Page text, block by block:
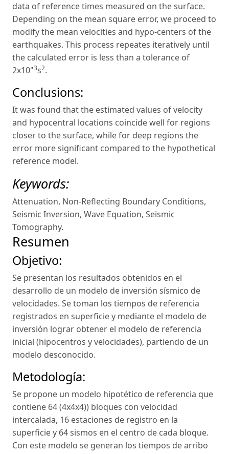
data of reference times measured on the surface.
Depending on the mean square error, we proceed to
modify the mean velocities and hypo-centers of the
earthquakes. This process repeates iteratively until
the calculated error is less than a tolerance of
2x10"3s2.
Conclusions:
It was found that the estimated values of velocity
and hypocentral locations coincide well for regions
closer to the surface, while for deep regions the
error more significant compared to the hypothetical
reference model.
Keywords:
Attenuation, Non-Reflecting Boundary Conditions,
Seismic Inversion, Wave Equation, Seismic
Tomography.
Resumen
Objetivo:
Se presentan los resultados obtenidos en el
desarrollo de un modelo de inversión sísmico de
velocidades. Se toman los tiempos de referencia
registrados en superficie y mediante el modelo de
inversión lograr obtener el modelo de referencia
inicial (hipocentros y velocidades), partiendo de un
modelo desconocido.
Metodología:
Se propone un modelo hipotético de referencia que
contiene 64 (4x4x4)) bloques con velocidad
intercalada, 16 estaciones de registro en la
superficie y 64 sismos en el centro de cada bloque.
Con este modelo se generan los tiempos de arribo